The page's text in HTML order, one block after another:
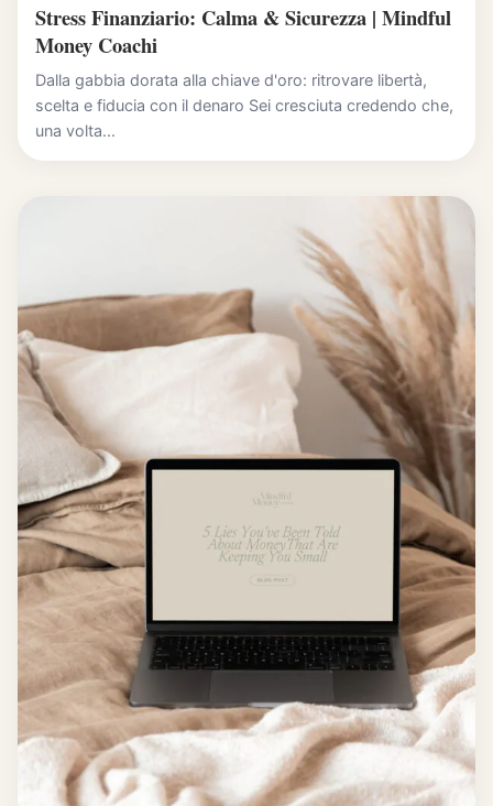
Stress Finanziario: Calma & Sicurezza | Mindful
Money Coachi
Dalla gabbia dorata alla chiave d'oro: ritrovare libertà,
scelta e fiducia con il denaro Sei cresciuta credendo che,
una volta...